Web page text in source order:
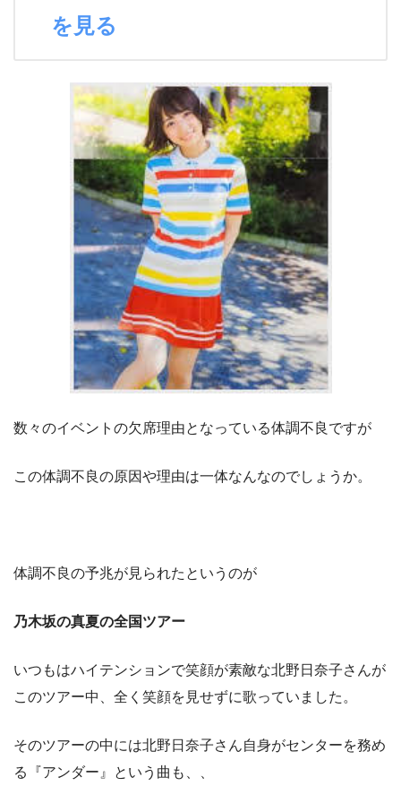
を見る
数々のイベントの欠席理由となっている体調不良ですが
この体調不良の原因や理由は一体なんなのでしょうか。
体調不良の予兆が見られたというのが
乃木坂の真夏の全国ツアー
いつもはハイテンションで笑顔が素敵な北野日奈子さんが
このツアー中、 全く笑顔を見せずに歌っていました 。
そのツアーの中には北野日奈子さん自身がセンターを務め
る『アンダー』という曲も、、